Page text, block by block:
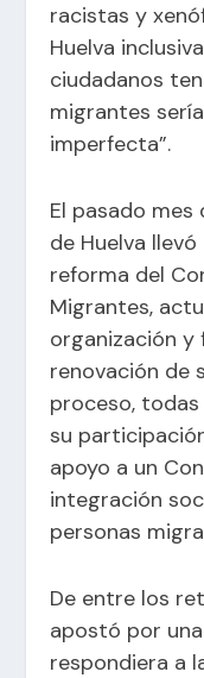
racistas y
Huelva
ciudadanos
migrantes
imperfecta”.
El pasado
de Huelva
reforma del
Migrantes,
organización y
renovación de
proceso,
su
apoyo a un
integración
personas
De entre los
apostó por
respondiera a